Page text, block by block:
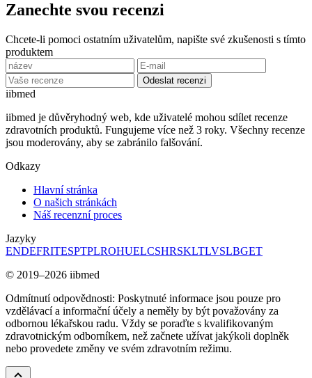
Zanechte svou recenzi
Chcete-li pomoci ostatním uživatelům, napište své zkušenosti s tímto
produktem
Odeslat recenzi
iibmed
iibmed je důvěryhodný web, kde uživatelé mohou sdílet recenze
zdravotních produktů. Fungujeme více než 3 roky. Všechny recenze
jsou moderovány, aby se zabránilo falšování.
Odkazy
Hlavní stránka
O našich stránkách
Náš recenzní proces
Jazyky
ENDEFRITESPTPLROHUELCSHRSKLTLVSLBGET
© 2019–2026 iibmed
Odmítnutí odpovědnosti: Poskytnuté informace jsou pouze pro
vzdělávací a informační účely a neměly by být považovány za
odbornou lékařskou radu. Vždy se poraďte s kvalifikovaným
zdravotnickým odborníkem, než začnete užívat jakýkoli doplněk
nebo provedete změny ve svém zdravotním režimu.